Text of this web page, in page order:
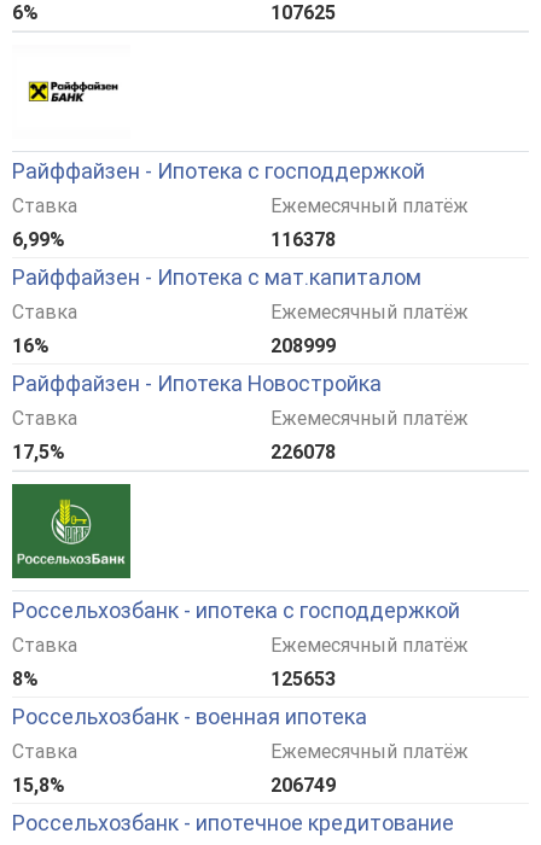
6%
107625
Райффайзен - Ипотека с господдержкой
Ставка
6,99%
Ежемесячный платёж
116378
Райффайзен - Ипотека с мат.капиталом
Ставка
16%
Ежемесячный платёж
208999
Райффайзен - Ипотека Новостройка
Ставка
17,5%
Ежемесячный платёж
226078
Россельхозбанк - ипотека с господдержкой
Ставка
8%
Ежемесячный платёж
125653
Россельхозбанк - военная ипотека
Ставка
15,8%
Ежемесячный платёж
206749
Россельхозбанк - ипотечное кредитование